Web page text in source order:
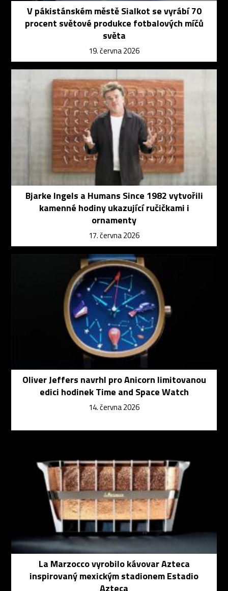
V pákistánském městě Sialkot se vyrábí 70
procent světové produkce fotbalových míčů
světa
19. června 2026
Bjarke Ingels a Humans Since 1982 vytvořili
kamenné hodiny ukazující ručičkami i
ornamenty
17. června 2026
Oliver Jeffers navrhl pro Anicorn limitovanou
edici hodinek Time and Space Watch
14. června 2026
La Marzocco vyrobilo kávovar Azteca
inspirovaný mexickým stadionem Estadio